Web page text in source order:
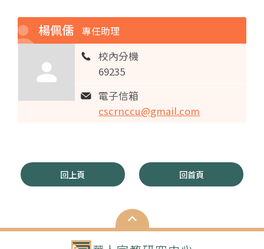
楊佩儒 專任助理
校內分機
69235
電子信箱
cscrnccu@gmail.com
回上頁 回首頁